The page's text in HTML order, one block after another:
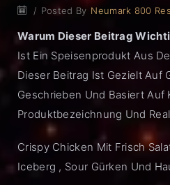
/ Posted By Neumark 800
Warum Dieser Beitrag
Ist Ein Speisenprodukt Aus
Dieser Beitrag Ist Gezielt Auf
Geschrieben Und Basiert Auf
Produktbezeichnung Und
Crispy Chicken Mit Frisch
Iceberg , Sour Gürken Und